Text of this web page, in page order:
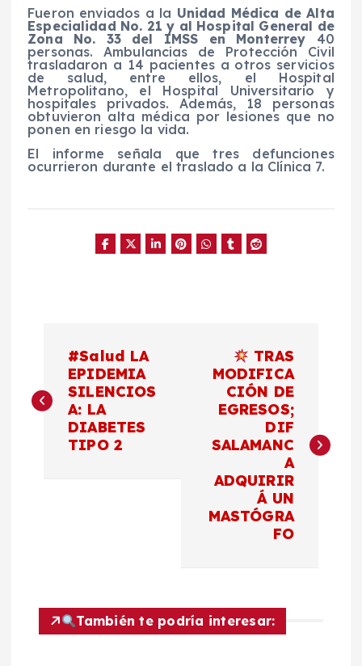
Fueron enviados a la Unidad Médica de Alta
Especialidad No. 21 y al Hospital General de
Zona No. 33 del IMSS en Monterrey 40
personas. Ambulancias de Protección Civil
trasladaron a 14 pacientes a otros servicios
de salud, entre ellos, el Hospital
Metropolitano, el Hospital Universitario y
hospitales privados. Además, 18 personas
obtuvieron alta médica por lesiones que no
ponen en riesgo la vida.
El informe señala que tres defunciones
ocurrieron durante el traslado a la Clínica 7.
a
v
#Salud LA
EPIDEMIA
SILENCIOS
A: LA
DIABETES
TIPO 2
TRAS
MODIFICA
CIÓN DE
EGRESOS;
DIF
SALAMANC
A
ADQUIRIR
Á UN
MASTÓGRA
FO
También te podría interesar: